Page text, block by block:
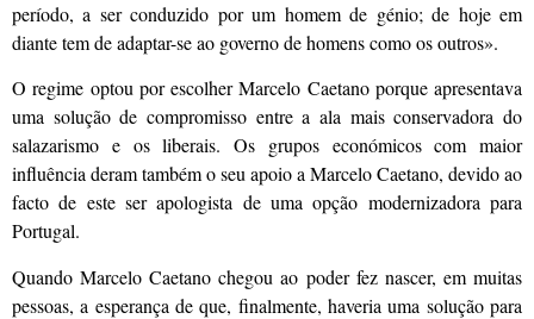
período, a ser con­duzido por um homem de génio; de hoje em
diante tem de adaptar-se ao governo de homens como os outros».
O regime optou por escolher Marcelo Caetano porque apresentava
uma solução de compromisso entre a ala mais conservadora do
salazarismo e os liberais. Os grupos económicos com maior
influência deram também o seu apoio a Marcelo Caetano, devido ao
facto de este ser apologista de uma opção moderniza­dora para
Portugal.
Quando Marcelo Caetano chegou ao poder fez nascer, em muitas
pessoas, a esperança de que, finalmente, haveria uma solução para